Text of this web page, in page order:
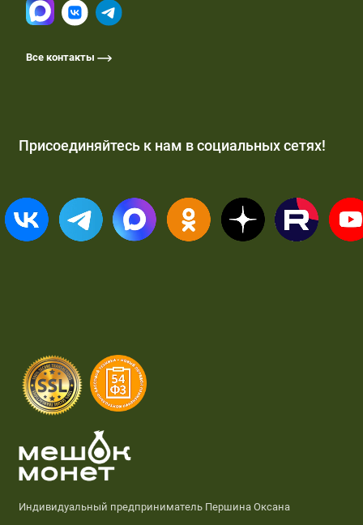
Все контакты
Присоединяйтесь к нам в социальных сетях!
Индивидуальный предприниматель Першина Оксана